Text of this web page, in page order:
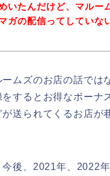
いたんだけど、マルー
ガの配信ってしていな
ムズのお店の話では
するとお得なボーナ
送られてくるお店が
後、2021年、2022年